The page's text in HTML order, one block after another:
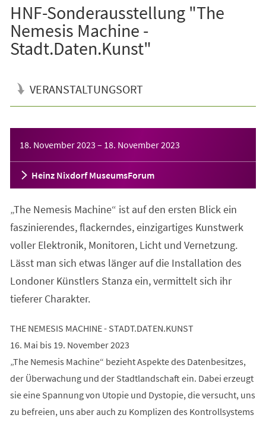
HNF-Sonderausstellung "The
Nemesis Machine -
Stadt.Daten.Kunst"
VERANSTALTUNGSORT
18. November 2023 – 18. November 2023
Heinz Nixdorf MuseumsForum
„The Nemesis Machine“ ist auf den ersten Blick ein
faszinierendes, flackerndes, einzigartiges Kunstwerk
voller Elektronik, Monitoren, Licht und Vernetzung.
Lässt man sich etwas länger auf die Installation des
Londoner Künstlers Stanza ein, vermittelt sich ihr
tieferer Charakter.
THE NEMESIS MACHINE - STADT.DATEN.KUNST
16. Mai bis 19. November 2023
„The Nemesis Machine“ bezieht Aspekte des Datenbesitzes,
der Überwachung und der Stadtlandschaft ein. Dabei erzeugt
sie eine Spannung von Utopie und Dystopie, die versucht, uns
zu befreien, uns aber auch zu Komplizen des Kontrollsystems